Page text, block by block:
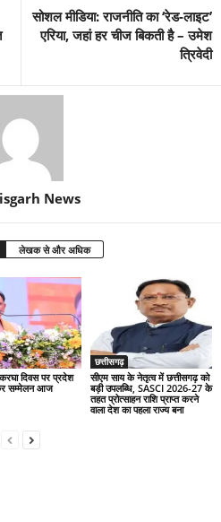
सोशल मीडिया: राजनीति का ‘रेड-लाइट’
एरिया, जहां हर चीज बिकती है – उमेश
त्रिवेदी
News
लेखक से और अधिक
दिवस पर प्रदेश
सम्मेलन आज
छत्तीसगढ़
सीएम साय के नेतृत्व में छत्तीसगढ़ को
बड़ी उपलब्धि, SASCI 2026-27 के
तहत प्रोत्साहन राशि प्राप्त करने
वाला देश का पहला राज्य बना